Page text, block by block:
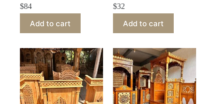
$84
Add to cart
$32
Add to cart